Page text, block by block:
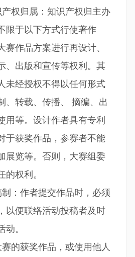
权归属：知识产权归主办
限于以下方式行使著作
作品方案进行再设计、
、出版和宣传等权利。其
未经授权不得以任何形式
、转载、传播、 摘编、出
用等。设计作者具有专利
于获奖作品，参赛者不能
展览等。否则，大赛组委
权利。
：作者提交作品时，必须
以便联络活动投稿者及时
。
的获奖作品，或使用他人